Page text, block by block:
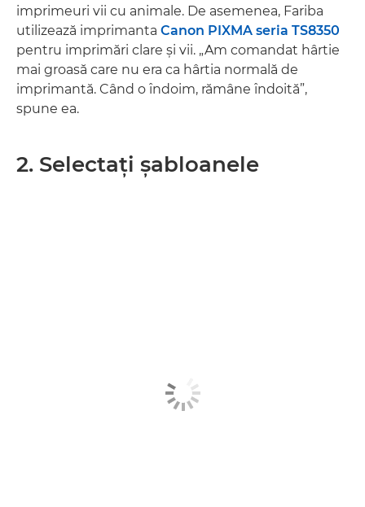
imprimeuri vii cu animale. De asemenea, Fariba
utilizează imprimanta Canon PIXMA seria TS8350
pentru imprimări clare şi vii. „Am comandat hârtie
mai groasă care nu era ca hârtia normală de
imprimantă. Când o îndoim, rămâne îndoită”,
spune ea.
2. Selectaţi şabloanele